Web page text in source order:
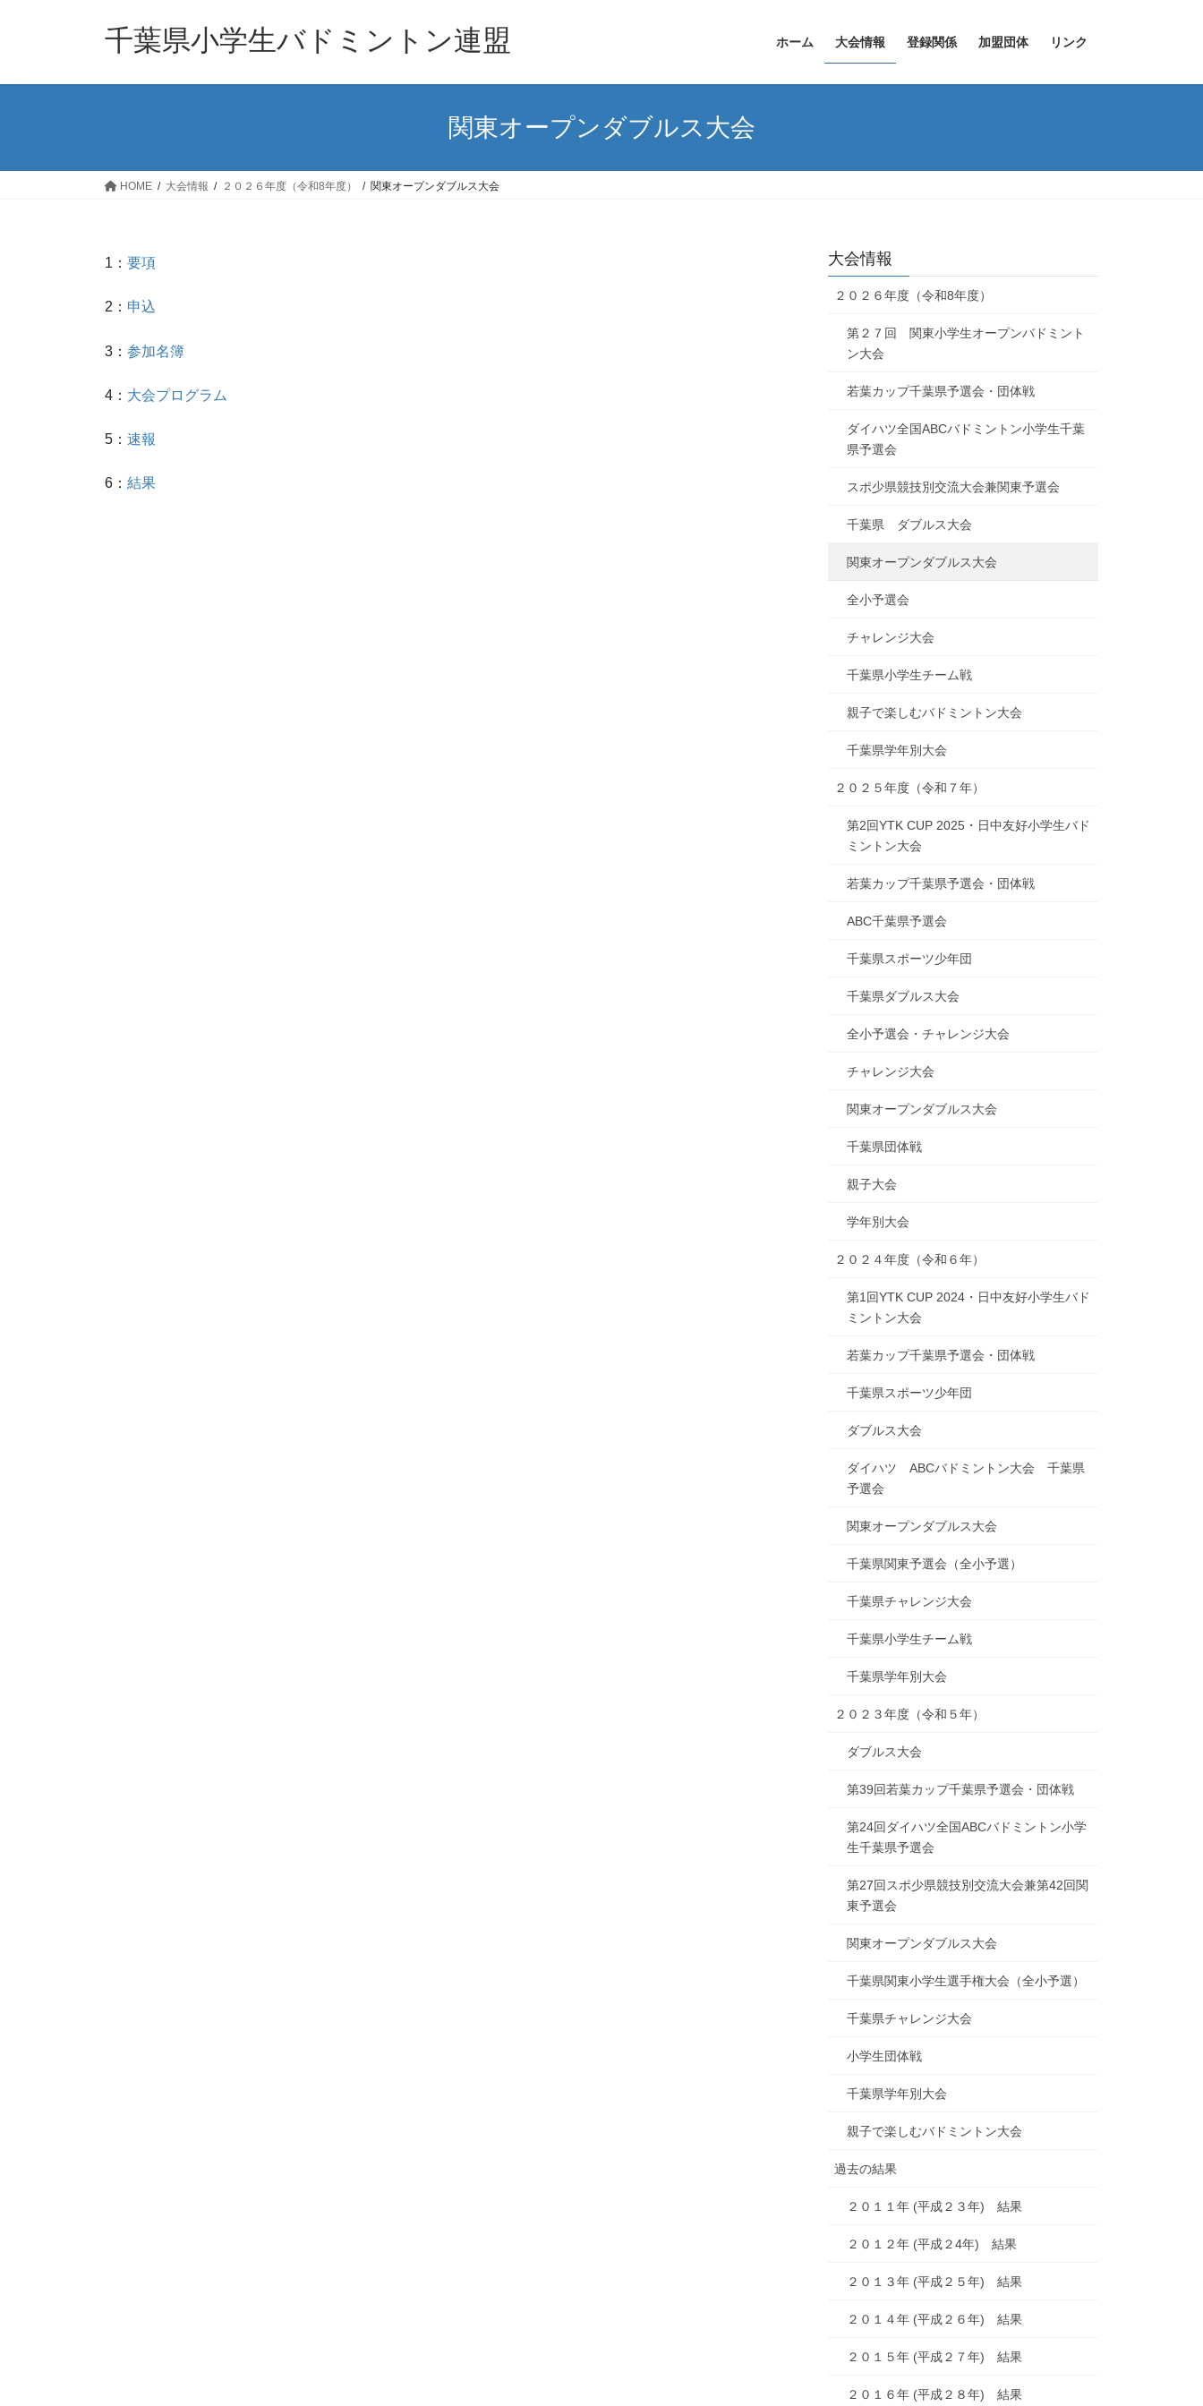
千葉県小学生バドミントン連盟 ホーム 大会情報 登録関係 加盟団体 リンク
関東オープンダブルス大会
HOME 大会情報 ２０２６年度（令和8年度） 関東オープンダブルス大会
1： 要項
2： 申込
3： 参加名簿
4： 大会プログラム
5： 速報
6： 結果
大会情報
２０２６年度（令和8年度）
第２７回 関東小学生オープンバドミント
ン大会
若葉カップ千葉県予選会・団体戦
ダイハツ全国ABCバドミントン小学生千葉
県予選会
スポ少県競技別交流大会兼関東予選会
千葉県 ダブルス大会
関東オープンダブルス大会
全小予選会
チャレンジ大会
千葉県小学生チーム戦
親子で楽しむバドミントン大会
千葉県学年別大会
２０２５年度（令和７年）
第2回YTK CUP 2025・日中友好小学生バド
ミントン大会
若葉カップ千葉県予選会・団体戦
ABC千葉県予選会
千葉県スポーツ少年団
千葉県ダブルス大会
全小予選会・チャレンジ大会
チャレンジ大会
関東オープンダブルス大会
千葉県団体戦
親子大会
学年別大会
２０２４年度（令和６年）
第1回YTK CUP 2024・日中友好小学生バド
ミントン大会
若葉カップ千葉県予選会・団体戦
千葉県スポーツ少年団
ダブルス大会
ダイハツ ABCバドミントン大会 千葉県
予選会
関東オープンダブルス大会
千葉県関東予選会（全小予選）
千葉県チャレンジ大会
千葉県小学生チーム戦
千葉県学年別大会
２０２３年度（令和５年）
ダブルス大会
第39回若葉カップ千葉県予選会・団体戦
第24回ダイハツ全国ABCバドミントン小学
生千葉県予選会
第27回スポ少県競技別交流大会兼第42回関
東予選会
関東オープンダブルス大会
千葉県関東小学生選手権大会（全小予選）
千葉県チャレンジ大会
小学生団体戦
千葉県学年別大会
親子で楽しむバドミントン大会
過去の結果
２０１１年 (平成２３年) 結果
２０１２年 (平成２4年) 結果
２０１３年 (平成２５年) 結果
２０１４年 (平成２６年) 結果
２０１５年 (平成２７年) 結果
２０１６年 (平成２８年) 結果